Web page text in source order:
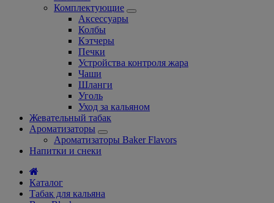
Комплектующие
Аксессуары
Колбы
Кэтчеры
Печки
Устройства контроля жара
Чаши
Шланги
Уголь
Уход за кальяном
Жевательный табак
Ароматизаторы
Ароматизаторы Baker Flavors
Напитки и снеки
Каталог
Табак для кальяна